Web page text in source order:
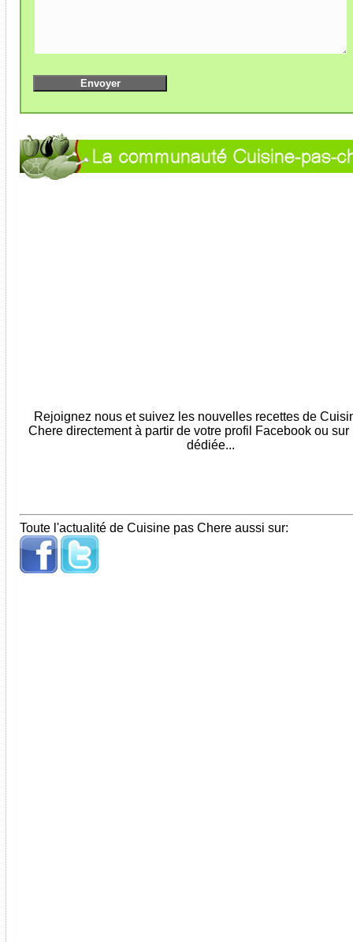
Rejoignez nous et suivez les nouvelles recettes de
Chere directement à partir de votre profil Facebook ou sur
dédiée...
Toute l'actualité de Cuisine pas Chere aussi sur: